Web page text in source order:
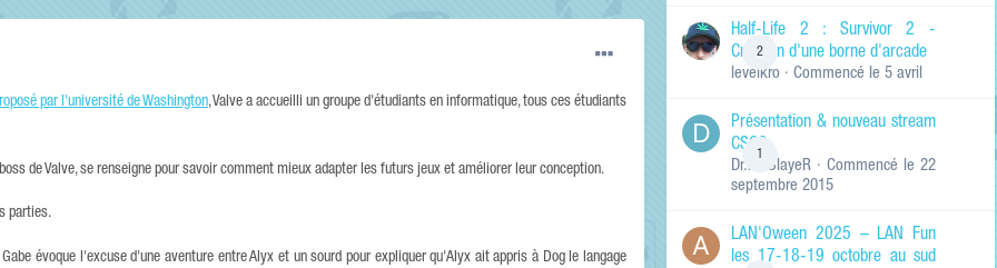
RECHERCHER LES
Titres et corps
Titres des
uniquement
par l'université de Washington, Valve a accueilli un groupe d'étudiants en informatique, tous ces étudiants
de Valve, se renseigne pour savoir comment mieux adapter les futurs jeux et améliorer leur conception.
parties.
évoque l'excuse d'une aventure entre Alyx et un sourd pour expliquer qu'Alyx ait appris à Dog le langage
2
Half-Life 2 : Survivor 2 -
Création d'une borne d'arcade
levelkro · Commencé le 5 avril
1
Présentation & nouveau stream
CSGO
Dr.KinSlayeR · Commencé le 22
septembre 2015
LAN'Oween 2025 – LAN Fun
les 17-18-19 octobre au sud